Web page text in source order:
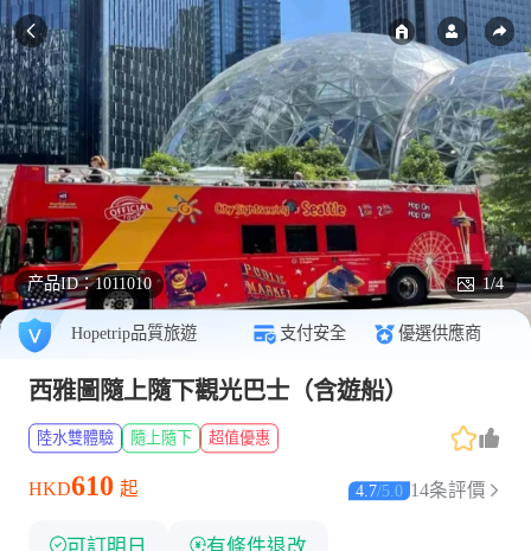
产品ID：1011010 1/4
Hopetrip品質旅遊 支付安全 優選供應商
西雅圖隨上隨下觀光巴士（含遊船）
陸水雙體驗 隨上隨下 超值優惠
HKD610 起 4.7/5.0 14条評價